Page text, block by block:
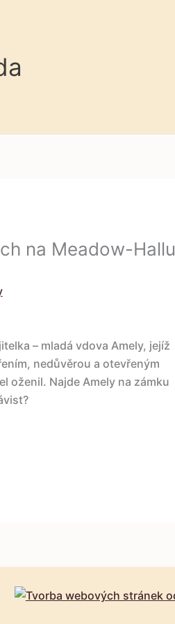
na Meadow-Hallu
– mladá vdova Amely, jejíž
nedůvěrou a otevřeným
oženil. Najde Amely na zámku